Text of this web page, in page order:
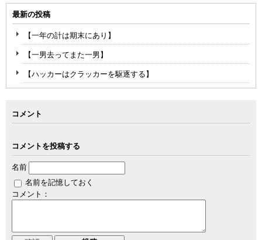
最新の投稿
【一年の計は期末にあり】
【一男去ってまた一男】
【ハッカーはクラッカーを駆逐する】
コメント
コメントを投稿する
名前
名前を記憶しておく
コメント：